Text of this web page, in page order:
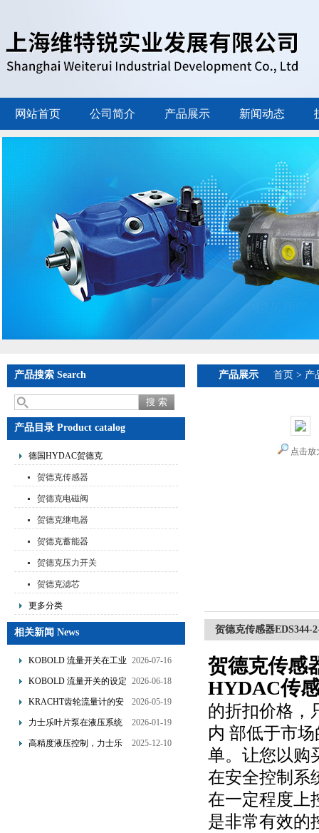
网站首页 公司简介 产品展示 新闻动态
产品搜索 Search
产品目录 Product catalog
德国HYDAC贺德克
贺德克传感器
贺德克电磁阀
贺德克继电器
贺德克蓄能器
贺德克压力开关
贺德克滤芯
更多分类
相关新闻 News
KOBOLD 流量开关在工业
管道水流量监测中的应用
2026-07-16
KOBOLD 流量开关的设定
流量调节与刻度指示
2026-06-18
KRACHT齿轮流量计的安
装要求：直管段、过滤器
2026-05-19
力士乐叶片泵在液压系统
中的应用分析
2026-01-19
高精度液压控制，力士乐
2025-12-10
产品展示 首页 > 产
点击放
贺德克传感器EDS344-
贺德克传感
HYDAC传
的折扣价格，
内 部低于市
单。让您以购
在安全控制系
在一定程度上
是非常有效的